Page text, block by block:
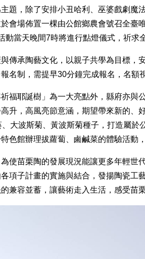
題，除了安排小丑哈利、巫婆戲劇
會場佈置一棵由公館鄉農會號召全
動當天晚間7時將進行點燈儀式，祈求
傳承陶藝文化，以親子共學為目標
名制，需提早30分鐘完成報名，名額
福耶誕樹」為一大亮點外，縣府亦
升，高風亮節意涵，期望帶來新的
大波斯菊、黃波斯菊種子，打造屬
色館辦理拔蘿蔔、鹵鹹菜的體驗活動
使苗栗陶的發展現況能讓更多年輕
項子計畫的實施與結合，發揚陶瓷
兼容並蓄，讓藝術走入生活，感受苗